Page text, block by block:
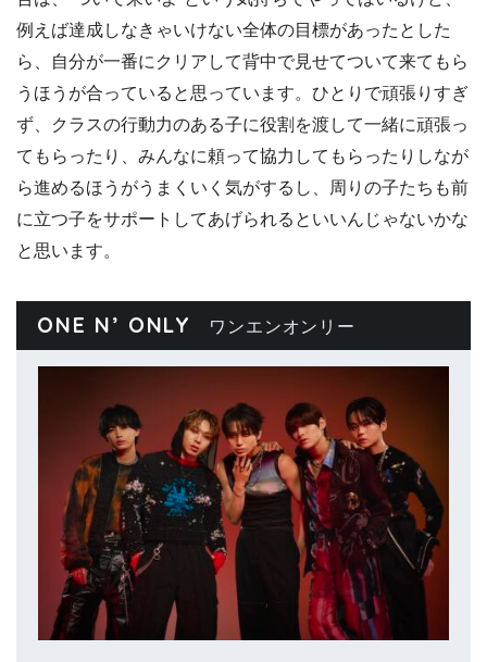
例えば達成しなきゃいけない全体の目標があったとした
ら、自分が一番にクリアして背中で見せてついて来てもら
うほうが合っていると思っています。ひとりで頑張りすぎ
ず、クラスの行動力のある子に役割を渡して一緒に頑張っ
てもらったり、みんなに頼って協力してもらったりしなが
ら進めるほうがうまくいく気がするし、周りの子たちも前
に立つ子をサポートしてあげられるといいんじゃないかな
と思います。
ONE N’ ONLY ワンエンオンリー